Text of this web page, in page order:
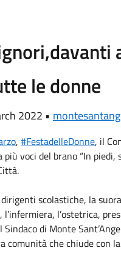
le donne
2022 •
, #FestadelleDonne, il
voci del brano “In
scolastiche, la
l’ostetrica,
di Monte
comunità che chiude con